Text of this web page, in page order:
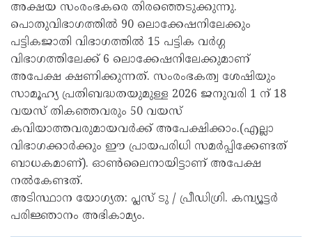
അക്ഷയ സംരംഭകരെ തിരഞ്ഞെടുക്കുന്നു.
പൊതുവിഭാഗത്തിൽ 90 ലൊക്കേഷനിലേക്കും
പട്ടികജാതി വിഭാഗത്തിൽ 15 പട്ടിക വർഗ്ഗ
വിഭാഗത്തിലേക്ക് 6 ലൊക്കേഷനിലേക്കുമാണ്
അപേക്ഷ ക്ഷണിക്കുന്നത്. സംരംഭകത്വ ശേഷിയും
സാമൂഹ്യ പ്രതിബദ്ധതയുമുള്ള 2026 ജനുവരി 1 ന് 18
വയസ് തികഞ്ഞവരും 50 വയസ്
കവിയാത്തവരുമായവർക്ക് അപേക്ഷിക്കാം.(എല്ലാ
വിഭാഗക്കാർക്കും ഈ പ്രായപരിധി സമർപ്പിക്കേണ്ടത്
ബാധകമാണ്). ഓൺലൈനായിട്ടാണ് അപേക്ഷ
നൽകേണ്ടത്.
അടിസ്ഥാന യോഗ്യത: പ്ലസ് ടു / പ്രീഡിഗ്രി. കമ്പ്യൂട്ടർ
പരിജ്ഞാനം അഭികാമ്യം.